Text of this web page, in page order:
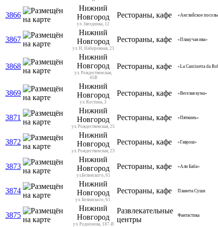
3866
Нижний
Новгород
ул. Звездинка, 12
Рестораны, кафе «Английское
3867
Нижний
Новгород
ул. Н. Набережная, 23
Рестораны, кафе «Плакучая ива»
3868
Нижний
Новгород
ул. Рождественская,
45В
Рестораны, кафе «La Cantinetta da
3869
Нижний
Новгород
ул. Костина, 3
Рестораны, кафе «Веселая кума»
3871
Нижний
Новгород
ул. Рождественская, 25
Рестораны, кафе «Пяткинъ»
3872
Нижний
Новгород
ул. Рождественская, 23
Рестораны, кафе «Гаврош»
3873
Нижний
Новгород
ул.Белинского, 61
Рестораны, кафе «Али Баба»
3874
Нижний
Новгород
ул. Белинского, 61.
Рестораны, кафе Планета Суши
3875
Нижний
Новгород
ул. Родионова, 187-В
Развлекательные
центры
Фантастика